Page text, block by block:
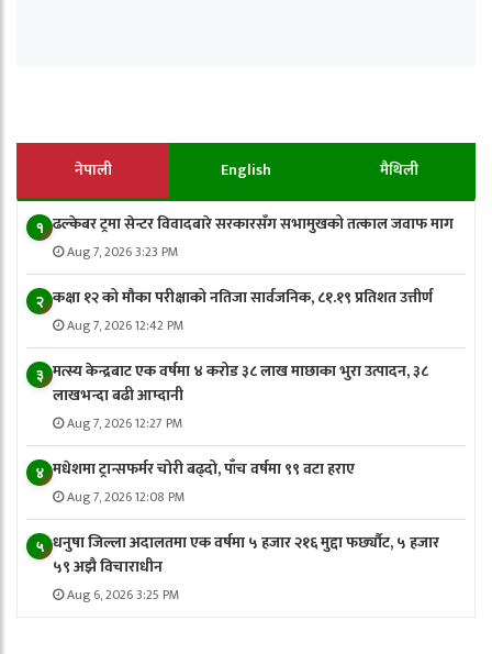
नेपाली English मैथिली
१ ढल्केबर ट्रमा सेन्टर विवादबारे सरकारसँग सभामुखको तत्काल जवाफ माग
Aug 7, 2026 3:23 PM
२ कक्षा १२ को मौका परीक्षाको नतिजा सार्वजनिक, ८१.१९ प्रतिशत उत्तीर्ण
Aug 7, 2026 12:42 PM
३ मत्स्य केन्द्रबाट एक वर्षमा ४ करोड ३८ लाख माछाका भुरा उत्पादन, ३८
लाखभन्दा बढी आम्दानी
Aug 7, 2026 12:27 PM
४ मधेशमा ट्रान्सफर्मर चोरी बढ्दो, पाँच वर्षमा ९९ वटा हराए
Aug 7, 2026 12:08 PM
५ धनुषा जिल्ला अदालतमा एक वर्षमा ५ हजार २१६ मुद्दा फर्छ्यौट, ५ हजार
५९ अझै विचाराधीन
Aug 6, 2026 3:25 PM